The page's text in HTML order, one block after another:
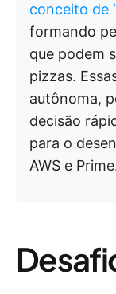
conceito de
formando
que podem
pizzas.
autônoma,
decisão
para o
AWS e